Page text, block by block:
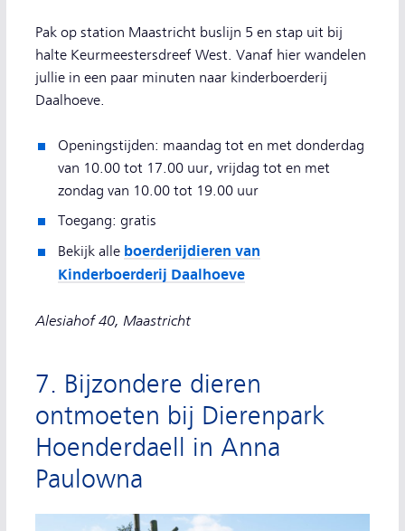
Pak op station Maastricht buslijn 5 en stap uit bij
halte Keurmeestersdreef West. Vanaf hier wandelen
jullie in een paar minuten naar kinderboerderij
Daalhoeve.
Openingstijden: maandag tot en met donderdag
van 10.00 tot 17.00 uur, vrijdag tot en met
zondag van 10.00 tot 19.00 uur
Toegang: gratis
Bekijk alle boerderijdieren van
Kinderboerderij Daalhoeve
Alesiahof 40, Maastricht
7. Bijzondere dieren
ontmoeten bij Dierenpark
Hoenderdaell in Anna
Paulowna